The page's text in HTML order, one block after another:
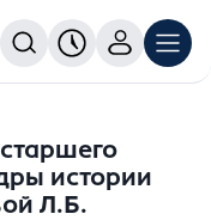
истории
Л.Б.